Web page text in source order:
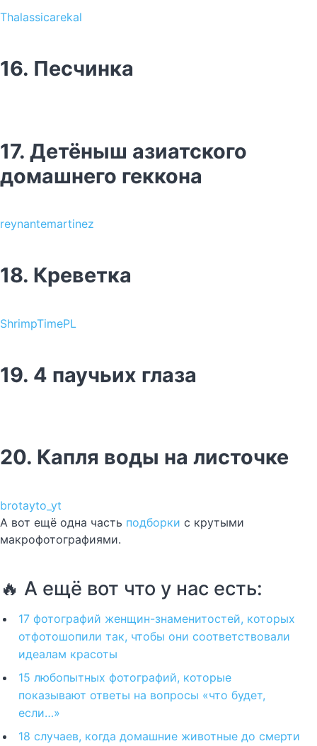
Thalassicarekal
16. Песчинка
17. Детёныш азиатского
домашнего геккона
reynantemartinez
18. Креветка
ShrimpTimePL
19. 4 паучьих глаза
20. Капля воды на листочке
brotayto_yt
А вот ещё одна часть подборки с крутыми
макрофотографиями.
🔥 А ещё вот что у нас есть:
17 фотографий женщин-знаменитостей, которых
отфотошопили так, чтобы они соответствовали
идеалам красоты
15 любопытных фотографий, которые
показывают ответы на вопросы «что будет,
если…»
18 случаев, когда домашние животные до смерти